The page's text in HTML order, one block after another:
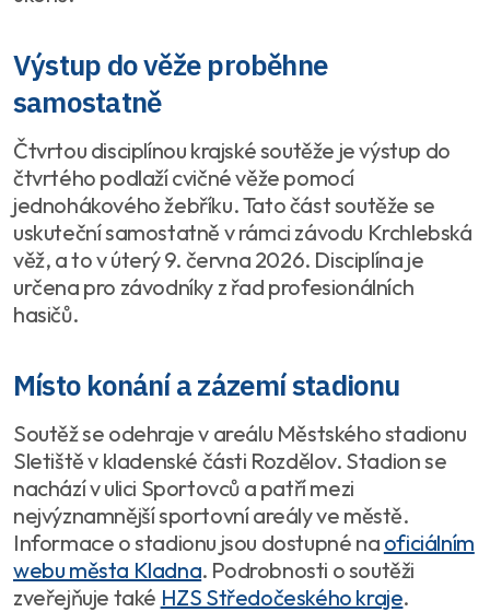
Výstup do věže proběhne
samostatně
Čtvrtou disciplínou krajské soutěže je výstup do
čtvrtého podlaží cvičné věže pomocí
jednohákového žebříku. Tato část soutěže se
uskuteční samostatně v rámci závodu Krchlebská
věž, a to v úterý 9. června 2026. Disciplína je
určena pro závodníky z řad profesionálních
hasičů.
Místo konání a zázemí stadionu
Soutěž se odehraje v areálu Městského stadionu
Sletiště v kladenské části Rozdělov. Stadion se
nachází v ulici Sportovců a patří mezi
nejvýznamnější sportovní areály ve městě.
Informace o stadionu jsou dostupné na oficiálním
webu města Kladna. Podrobnosti o soutěži
zveřejňuje také HZS Středočeského kraje.